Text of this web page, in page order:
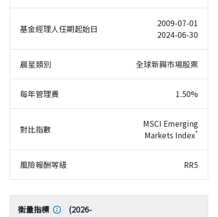
基金經理人任期起始日
2009-07-01
2024-06-30
晨星類別 全球新興市場股票
每年管理費 1.50%
對比指數
MSCI Emerging
Markets Index*
風險報酬等級 RR5
衡量指標 (2026-